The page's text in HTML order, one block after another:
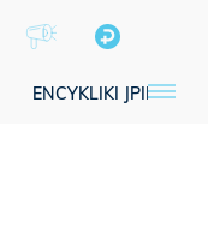
ENCYKLIKI JPII